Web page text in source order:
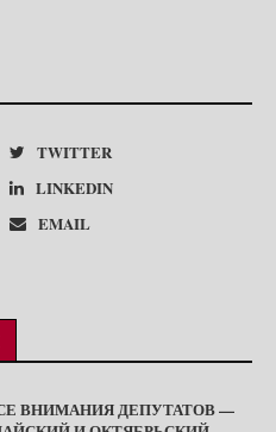
TWITTER
LINKEDIN
EMAIL
ВНИМАНИЯ ДЕПУТАТОВ —